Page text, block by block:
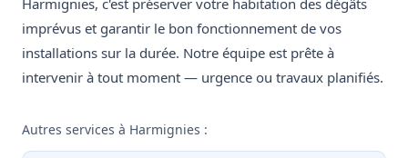
Harmignies, c'est préserver votre habitation des dégâts
imprévus et garantir le bon fonctionnement de vos
installations sur la durée. Notre équipe est prête à
intervenir à tout moment — urgence ou travaux planifiés.
Autres services à Harmignies :